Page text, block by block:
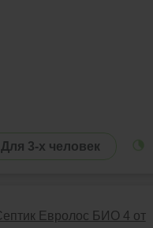
Для 3-х человек